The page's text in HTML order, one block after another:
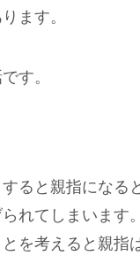
ます。
す。
ると親指になる
れてしまいます。
を考えると親指